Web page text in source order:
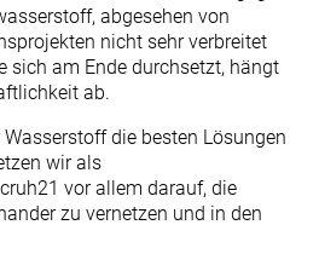
abgesehen von
nicht sehr verbreitet
sich am Ende durchsetzt, hängt
ab.
die besten Lösungen
wir als
vor allem darauf, die
zu vernetzen und in den